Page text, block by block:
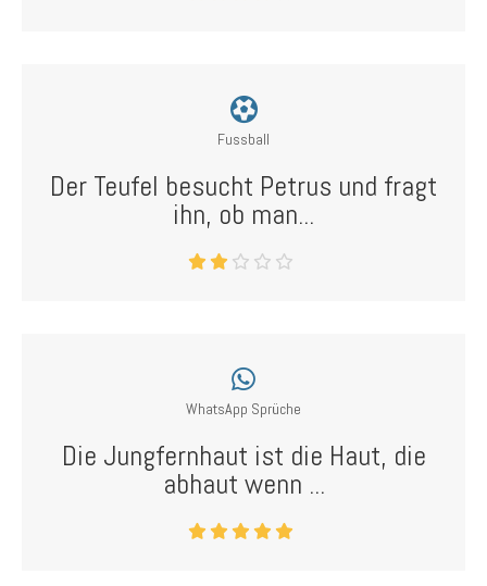
Fussball
Der Teufel besucht Petrus und fragt
ihn, ob man...
WhatsApp Sprüche
Die Jungfernhaut ist die Haut, die
abhaut wenn ...